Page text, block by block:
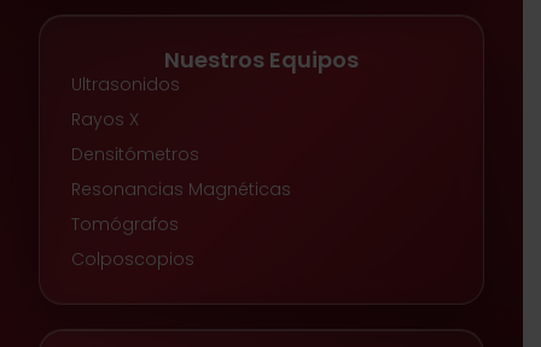
Nuestros Equipos
Ultrasonidos
Rayos X
Densitómetros
Resonancias Magnéticas
Tomógrafos
Colposcopios